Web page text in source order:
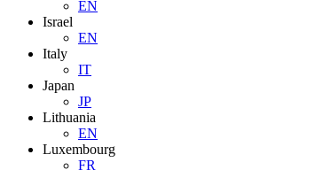
EN
Israel
EN
Italy
IT
Japan
JP
Lithuania
EN
Luxembourg
FR